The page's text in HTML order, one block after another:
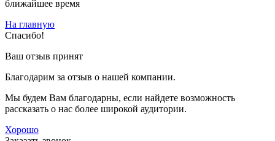
ближайшее время
На главную
Спасибо!
Ваш отзыв принят
Благодарим за отзыв о нашей компании.
Мы будем Вам благодарны, если найдете возможность
рассказать о нас более широкой аудитории.
Хорошо